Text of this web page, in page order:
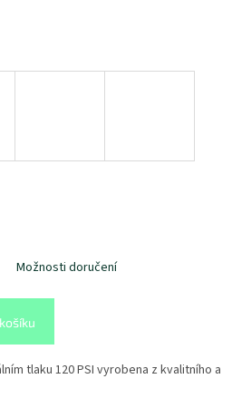
Možnosti doručení
tlaku 120 PSI vyrobena z kvalitního a